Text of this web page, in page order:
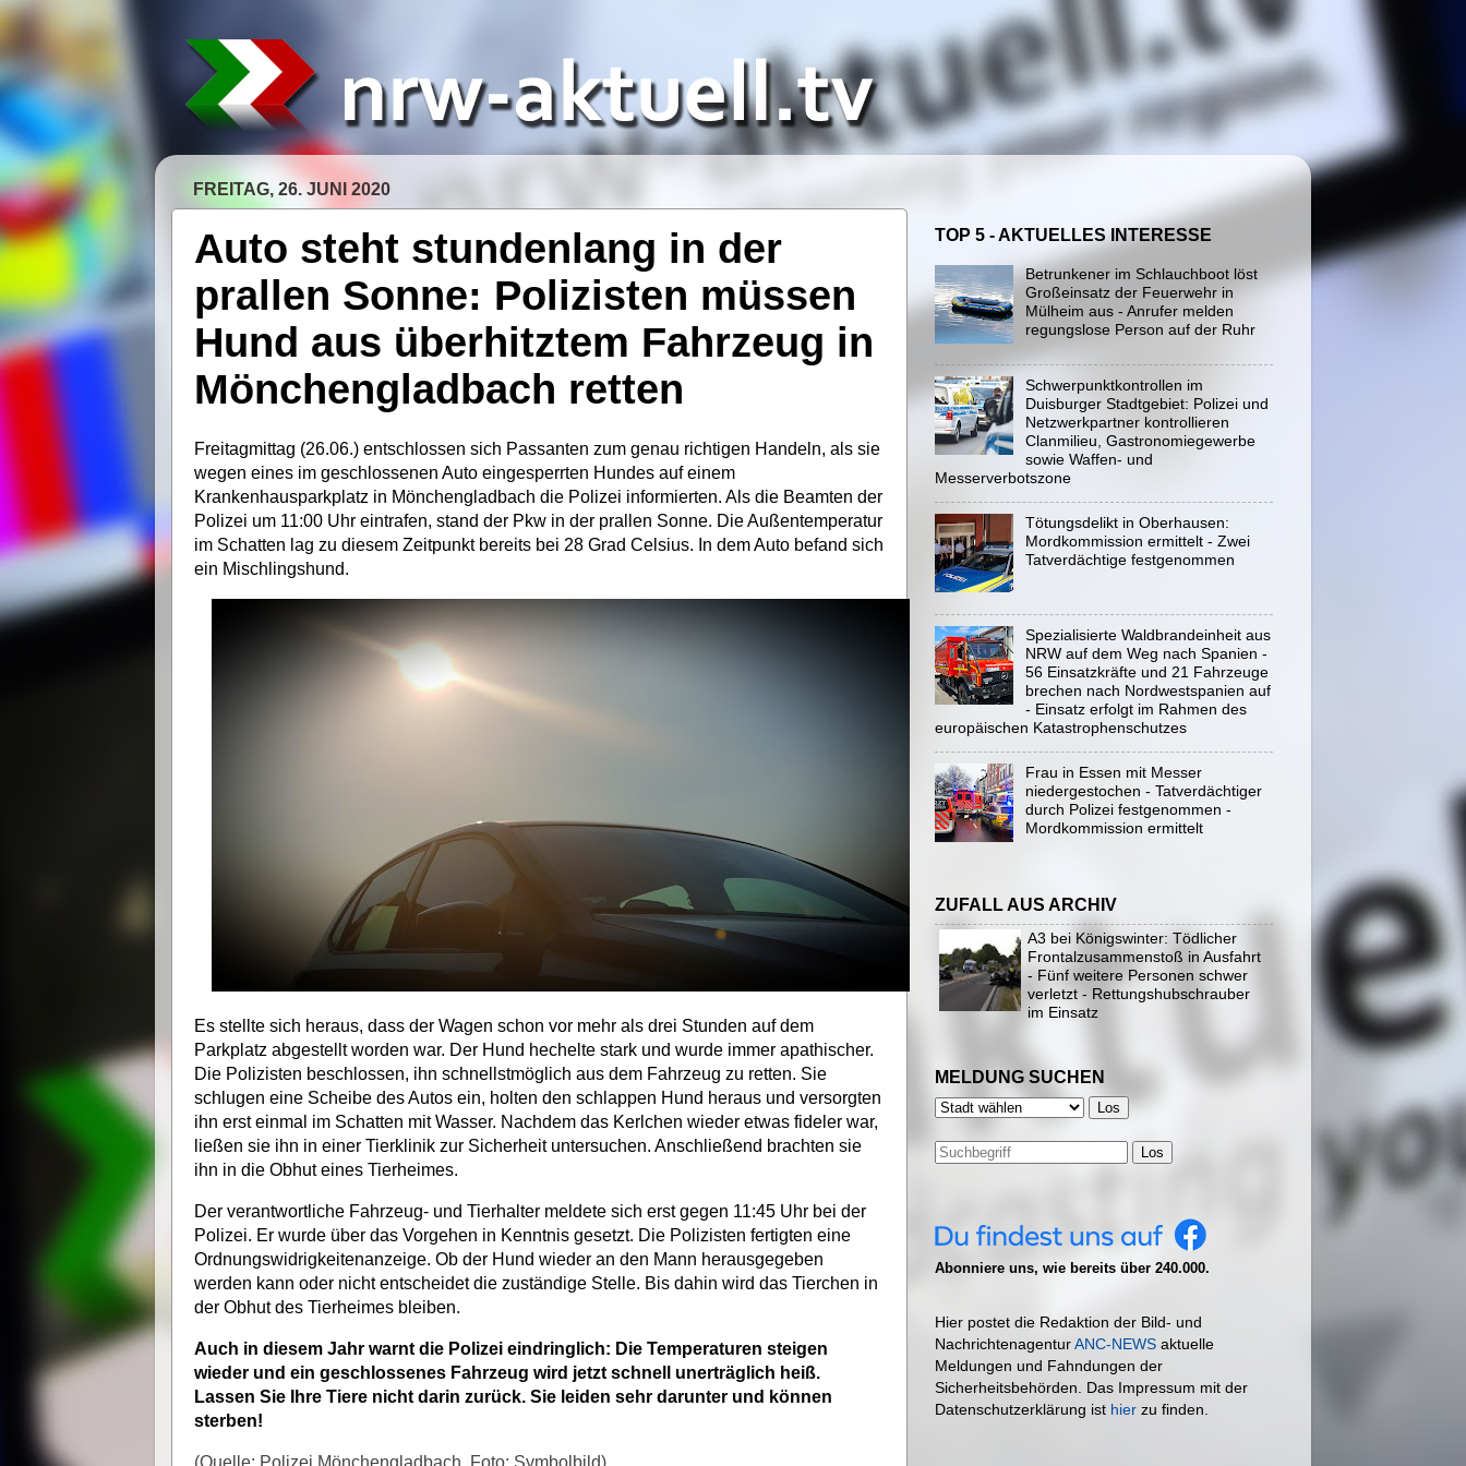
FREITAG, 26. JUNI 2020
Auto steht stundenlang in der
prallen Sonne: Polizisten müssen
Hund aus überhitztem Fahrzeug in
Mönchengladbach retten
Freitagmittag (26.06.) entschlossen sich Passanten zum genau richtigen Handeln, als sie
wegen eines im geschlossenen Auto eingesperrten Hundes auf einem
Krankenhausparkplatz in Mönchengladbach die Polizei informierten. Als die Beamten der
Polizei um 11:00 Uhr eintrafen, stand der Pkw in der prallen Sonne. Die Außentemperatur
im Schatten lag zu diesem Zeitpunkt bereits bei 28 Grad Celsius. In dem Auto befand sich
ein Mischlingshund.
Es stellte sich heraus, dass der Wagen schon vor mehr als drei Stunden auf dem
Parkplatz abgestellt worden war. Der Hund hechelte stark und wurde immer apathischer.
Die Polizisten beschlossen, ihn schnellstmöglich aus dem Fahrzeug zu retten. Sie
schlugen eine Scheibe des Autos ein, holten den schlappen Hund heraus und versorgten
ihn erst einmal im Schatten mit Wasser. Nachdem das Kerlchen wieder etwas fideler war,
ließen sie ihn in einer Tierklinik zur Sicherheit untersuchen. Anschließend brachten sie
ihn in die Obhut eines Tierheimes.
Der verantwortliche Fahrzeug- und Tierhalter meldete sich erst gegen 11:45 Uhr bei der
Polizei. Er wurde über das Vorgehen in Kenntnis gesetzt. Die Polizisten fertigten eine
Ordnungswidrigkeitenanzeige. Ob der Hund wieder an den Mann herausgegeben
werden kann oder nicht entscheidet die zuständige Stelle. Bis dahin wird das Tierchen in
der Obhut des Tierheimes bleiben.
Auch in diesem Jahr warnt die Polizei eindringlich: Die Temperaturen steigen
wieder und ein geschlossenes Fahrzeug wird jetzt schnell unerträglich heiß.
Lassen Sie Ihre Tiere nicht darin zurück. Sie leiden sehr darunter und können
sterben!
(Quelle: Polizei Mönchengladbach, Foto: Symbolbild)
TOP 5 - AKTUELLES INTERESSE
Betrunkener im Schlauchboot löst
Großeinsatz der Feuerwehr in
Mülheim aus - Anrufer melden
regungslose Person auf der Ruhr
Schwerpunktkontrollen im
Duisburger Stadtgebiet: Polizei und
Netzwerkpartner kontrollieren
Clanmilieu, Gastronomiegewerbe
sowie Waffen- und
Messerverbotszone
Tötungsdelikt in Oberhausen:
Mordkommission ermittelt - Zwei
Tatverdächtige festgenommen
Spezialisierte Waldbrandeinheit aus
NRW auf dem Weg nach Spanien -
56 Einsatzkräfte und 21 Fahrzeuge
brechen nach Nordwestspanien auf
- Einsatz erfolgt im Rahmen des
europäischen Katastrophenschutzes
Frau in Essen mit Messer
niedergestochen - Tatverdächtiger
durch Polizei festgenommen -
Mordkommission ermittelt
ZUFALL AUS ARCHIV
A3 bei Königswinter: Tödlicher
Frontalzusammenstoß in Ausfahrt
- Fünf weitere Personen schwer
verletzt - Rettungshubschrauber
im Einsatz
MELDUNG SUCHEN
Los
Abonniere uns, wie bereits über 240.000.
Hier postet die Redaktion der Bild- und
NachrichtenagenturANC-NEWS aktuelle
Meldungen und Fahndungen der
Sicherheitsbehörden. Das Impressum mit der
Datenschutzerklärung ist hier zu finden.